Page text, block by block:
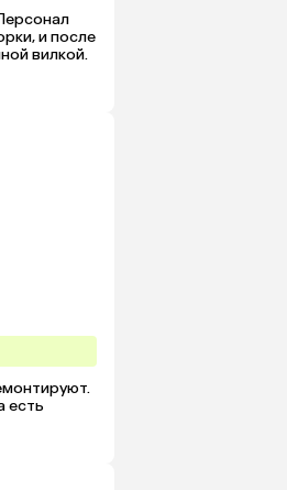
и после
вилкой.
есть